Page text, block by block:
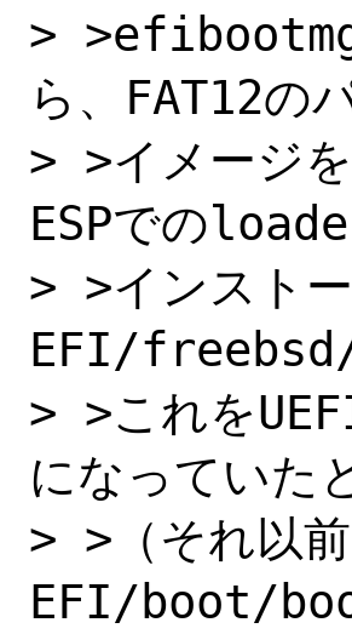
>
ら、FAT12の
> >イメージ
ESPでの
> >インスト
EFI/
> >これを
になっていた
> >（それ以
EFI/boot/